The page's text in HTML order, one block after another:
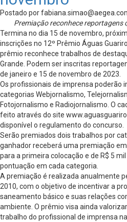
Postado por
Premiação reconhece reportagens
Termina no dia 15 de novembro,
inscrições no 12º Prêmio Águas
prêmio reconhece trabalhos de
Grande. Podem ser inscritas
de janeiro e 15 de novembro de 2023.
Os profissionais de imprensa poderão
categorias Webjornalismo,
Fotojornalismo e Radiojornalismo. O
feito através do site
disponível o regulamento do concurso.
Serão premiados dois trabalhos por
ganhador receberá uma premiação
para a primeira colocação e de R$ 5
pontuação em cada categoria.
A premiação é realizada anualmente
2010, com o objetivo de incentivar a
saneamento básico e suas relações
ambiente. O prêmio visa ainda
trabalho do profissional de imprensa